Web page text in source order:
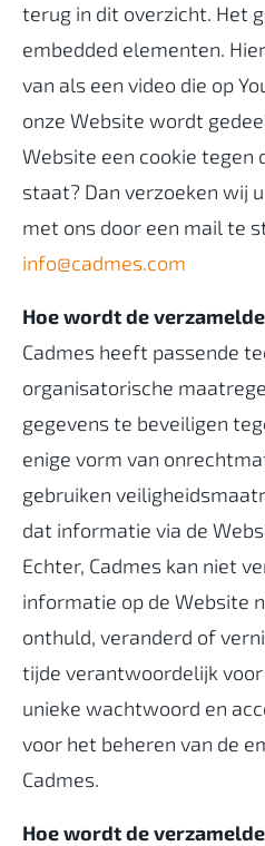
terug in dit overzicht. Het
embedded elementen.
van als een video die op
onze Website wordt
Website een cookie tegen
staat? Dan verzoeken wij
met ons door een mail te
info@cadmes.com
Hoe wordt de
Cadmes heeft passende
organisatorische
gegevens te beveiligen
enige vorm van
gebruiken
dat informatie via de
Echter, Cadmes kan niet
informatie op de Website
onthuld, veranderd of
tijde verantwoordelijk
unieke wachtwoord en
voor het beheren van de
Cadmes.
Hoe wordt de